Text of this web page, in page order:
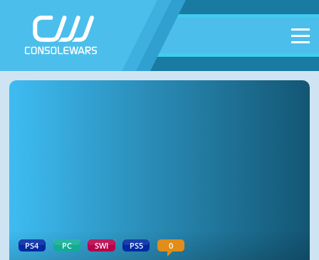
PS4 PC SWI PS5 0